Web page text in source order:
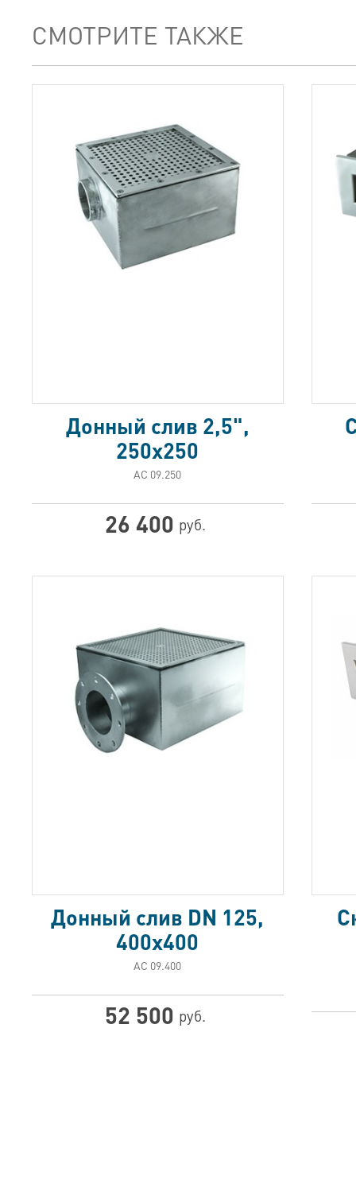
СМОТРИТЕ ТАКЖЕ
Донный слив 2,5",
250х250
АС 09.250
26 400 руб.
Донный слив DN 125,
400х400
АС 09.400
52 500 руб.